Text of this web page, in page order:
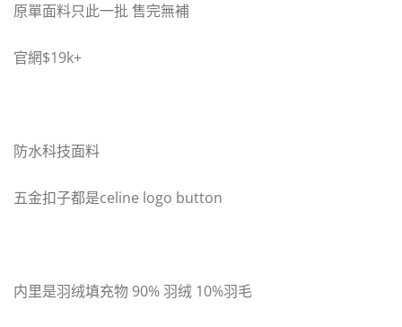
原單面料只此一批 售完無補
官網$19k+
防水科技面料
五金扣子都是celine logo button
内里是羽绒填充物 90% 羽绒 10%羽毛